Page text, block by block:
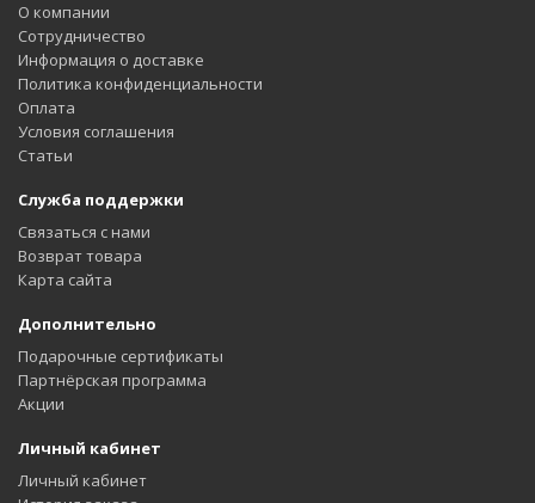
О компании
Сотрудничество
Информация о доставке
Политика конфиденциальности
Оплата
Условия соглашения
Статьи
Служба поддержки
Связаться с нами
Возврат товара
Карта сайта
Дополнительно
Подарочные сертификаты
Партнёрская программа
Акции
Личный кабинет
Личный кабинет